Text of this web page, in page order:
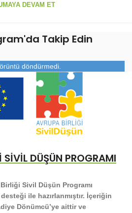
DEVAM ET
Takip Edin
döndürmedi.
DÜŞÜN PROGRAMI
Sivil Düşün Programı
ile hazırlanmıştır. İçeriğin
Dönümcü’ye aittir ve